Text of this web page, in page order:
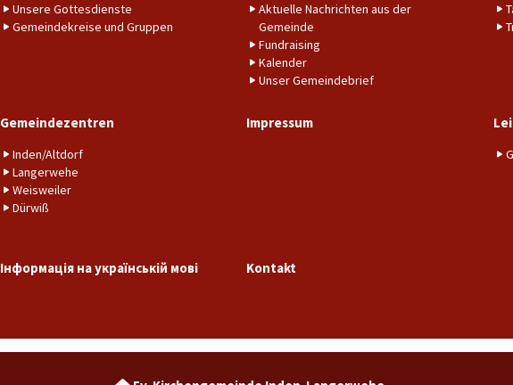
Unsere Gottesdienste
Gemeindekreise und Gruppen
Aktuelle Nachrichten aus der
Gemeinde
Fundraising
Kalender
Unser Gemeindebrief
Gemeindezentren
Inden/Altdorf
Langerwehe
Weisweiler
Dürwiß
Impressum
Інформація на українській мові Kontakt